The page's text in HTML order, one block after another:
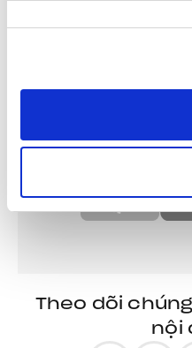
thuận
Theo dõi
nội